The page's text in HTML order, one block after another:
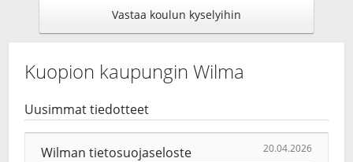
Vastaa koulun kyselyihin
Kuopion kaupungin Wilma
Uusimmat tiedotteet
Wilman tietosuojaseloste 20.04.2026